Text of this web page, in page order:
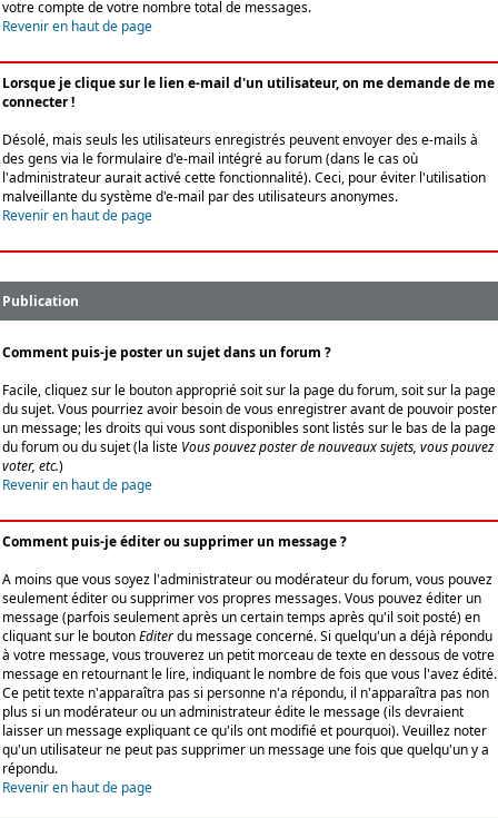
votre compte de votre nombre total de messages.
Revenir en haut de page
Lorsque je clique sur le lien e-mail d'un utilisateur, on me demande de me
connecter !
Désolé, mais seuls les utilisateurs enregistrés peuvent envoyer des e-mails à
des gens via le formulaire d'e-mail intégré au forum (dans le cas où
l'administrateur aurait activé cette fonctionnalité). Ceci, pour éviter l'utilisation
malveillante du système d'e-mail par des utilisateurs anonymes.
Revenir en haut de page
Publication
Comment puis-je poster un sujet dans un forum ?
Facile, cliquez sur le bouton approprié soit sur la page du forum, soit sur la page
du sujet. Vous pourriez avoir besoin de vous enregistrer avant de pouvoir poster
un message; les droits qui vous sont disponibles sont listés sur le bas de la page
du forum ou du sujet (la liste Vous pouvez poster de nouveaux sujets, vous pouvez
voter, etc.)
Revenir en haut de page
Comment puis-je éditer ou supprimer un message ?
A moins que vous soyez l'administrateur ou modérateur du forum, vous pouvez
seulement éditer ou supprimer vos propres messages. Vous pouvez éditer un
message (parfois seulement après un certain temps après qu'il soit posté) en
cliquant sur le boutonEditerdu message concerné. Si quelqu'un a déjà répondu
à votre message, vous trouverez un petit morceau de texte en dessous de votre
message en retournant le lire, indiquant le nombre de fois que vous l'avez édité.
Ce petit texte n'apparaîtra pas si personne n'a répondu, il n'apparaîtra pas non
plus si un modérateur ou un administrateur édite le message (ils devraient
laisser un message expliquant ce qu'ils ont modifié et pourquoi). Veuillez noter
qu'un utilisateur ne peut pas supprimer un message une fois que quelqu'un y a
répondu.
Revenir en haut de page